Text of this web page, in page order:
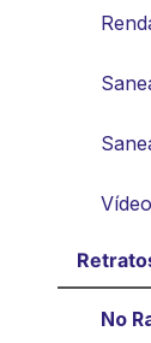
Vídeo
No